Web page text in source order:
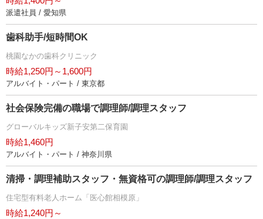
派遣社員 / 愛知県
歯科助手/短時間OK
桃園なかの歯科クリニック
時給1,250円～1,600円
アルバイト・パート / 東京都
社会保険完備の職場で調理師/調理スタッフ
グローバルキッズ新子安第二保育園
時給1,460円
アルバイト・パート / 神奈川県
清掃・調理補助スタッフ・無資格可の調理師/調理スタッフ
住宅型有料老人ホーム「医心館相模原」
時給1,240円～